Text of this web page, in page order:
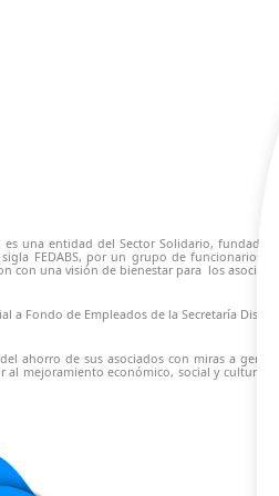
una entidad del Sector Solidario, fundada en
FEDABS, por un grupo de funcionarios del
con una visión de bienestar para los asociados
a Fondo de Empleados de la Secretaría Distrital
ahorro de sus asociados con miras a generar
mejoramiento económico, social y cultural de